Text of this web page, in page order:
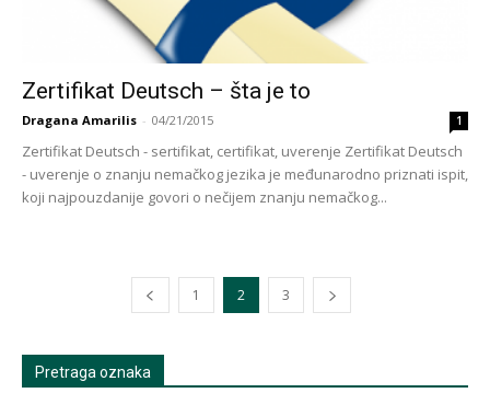
Zertifikat Deutsch – šta je to
Dragana Amarilis - 04/21/2015 1
Zertifikat Deutsch - sertifikat, certifikat, uverenje Zertifikat Deutsch
- uverenje o znanju nemačkog jezika je međunarodno priznati ispit,
koji najpouzdanije govori o nečijem znanju nemačkog...
1 2 3
Pretraga oznaka